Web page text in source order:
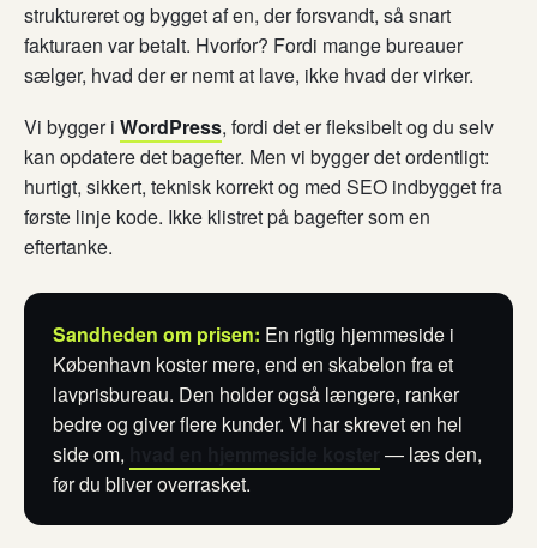
struktureret og bygget af en, der forsvandt, så snart
fakturaen var betalt. Hvorfor? Fordi mange bureauer
sælger, hvad der er nemt at lave, ikke hvad der virker.
Vi bygger i WordPress, fordi det er fleksibelt og du selv
kan opdatere det bagefter. Men vi bygger det ordentligt:
hurtigt, sikkert, teknisk korrekt og med SEO indbygget fra
første linje kode. Ikke klistret på bagefter som en
eftertanke.
Sandheden om prisen: En rigtig hjemmeside i
København koster mere, end en skabelon fra et
lavprisbureau. Den holder også længere, ranker
bedre og giver flere kunder. Vi har skrevet en hel
side om,
— læs den,
før du bliver overrasket.